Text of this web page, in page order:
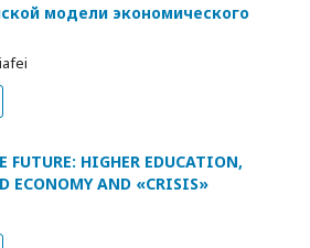
модели экономического
FUTURE: HIGHER EDUCATION,
ECONOMY AND «CRISIS»